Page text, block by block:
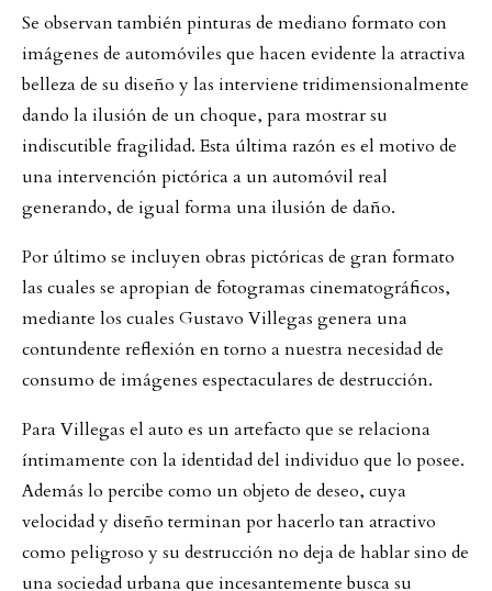
Se observan también pinturas de mediano formato con
imágenes de automóviles que hacen evidente la atractiva
belleza de su diseño y las interviene tridimensionalmente
dando la ilusión de un choque, para mostrar su
indiscutible fragilidad. Esta última razón es el motivo de
una intervención pictórica a un automóvil real
generando, de igual forma una ilusión de daño.
Por último se incluyen obras pictóricas de gran formato
las cuales se apropian de fotogramas cinematográficos,
mediante los cuales Gustavo Villegas genera una
contundente reflexión en torno a nuestra necesidad de
consumo de imágenes espectaculares de destrucción.
Para Villegas el auto es un artefacto que se relaciona
íntimamente con la identidad del individuo que lo posee.
Además lo percibe como un objeto de deseo, cuya
velocidad y diseño terminan por hacerlo tan atractivo
como peligroso y su destrucción no deja de hablar sino de
una sociedad urbana que incesantemente busca su